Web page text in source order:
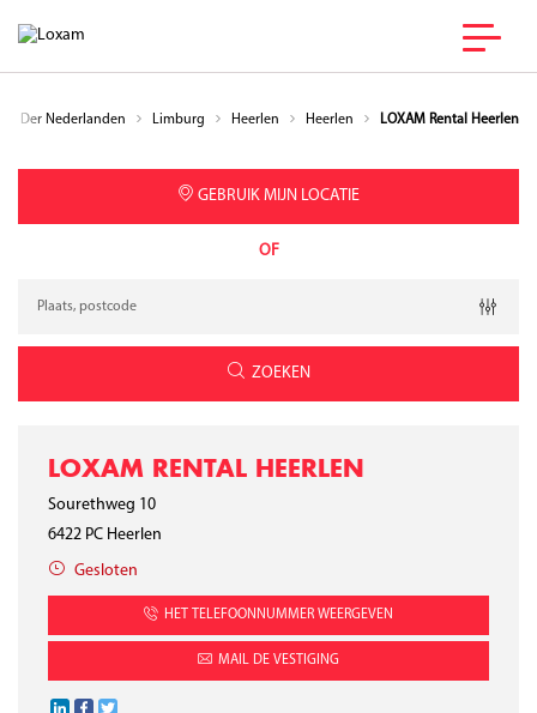
Der Nederlanden Limburg Heerlen Heerlen LOXAM Rental Heerlen
GEBRUIK MIJN LOCATIE
OF
Breedtegraad
Lengtegraad
Geolocation
ZOEKEN
LOXAM RENTAL HEERLEN
Sourethweg 10
6422 PC Heerlen
Gesloten
HET TELEFOONNUMMER WEERGEVEN
MAIL DE VESTIGING